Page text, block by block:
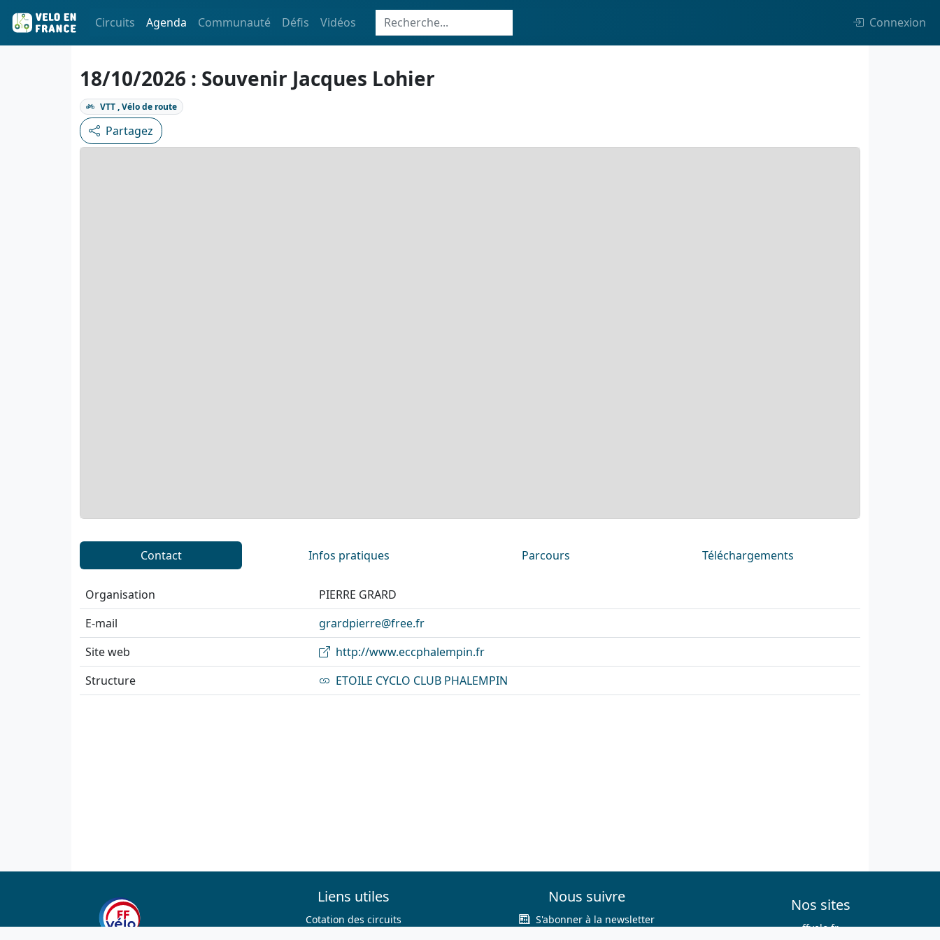
Circuits Agenda Communauté Défis Vidéos Connexion
18/10/2026 : Souvenir Jacques Lohier
VTT , Vélo de route
Partagez
Contact Infos pratiques Parcours Téléchargements
Organisation
PIERRE GRARD
E-mail
grardpierre@free.fr
Site web
http://www.eccphalempin.fr
Structure
ETOILE CYCLO CLUB PHALEMPIN
Liens utiles
Cotation des circuits
Nous suivre
S'abonner à la newsletter
Nos sites
ffvelo.fr